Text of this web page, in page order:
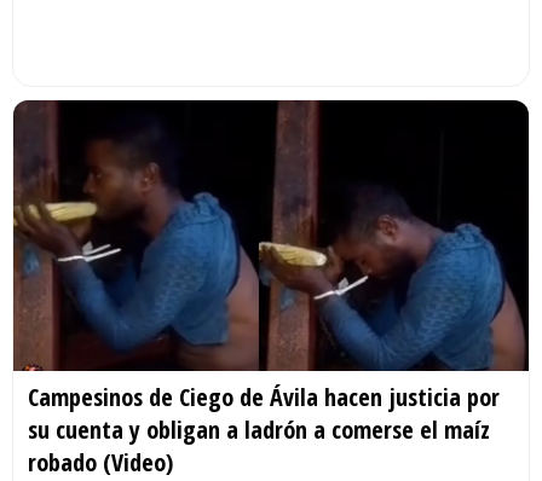
Campesinos de Ciego de Ávila hacen justicia por
su cuenta y obligan a ladrón a comerse el maíz
robado (Video)